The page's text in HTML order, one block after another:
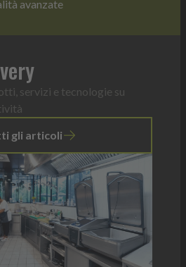
avanzate
servizi e tecnologie su
gli articoli